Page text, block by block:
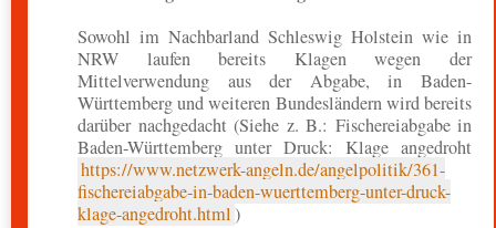
Sowohl im Nachbarland Schleswig Holstein wie in
NRW laufen bereits Klagen wegen der
Mittelverwendung aus der Abgabe, in Baden-
Württemberg und weiteren Bundesländern wird bereits
darüber nachgedacht (Siehe z. B.: Fischereiabgabe in
Baden-Württemberg unter Druck: Klage angedroht
https://www.netzwerk-angeln.de/angelpolitik/361-
fischereiabgabe-in-baden-wuerttemberg-unter-druck-
klage-angedroht.html)